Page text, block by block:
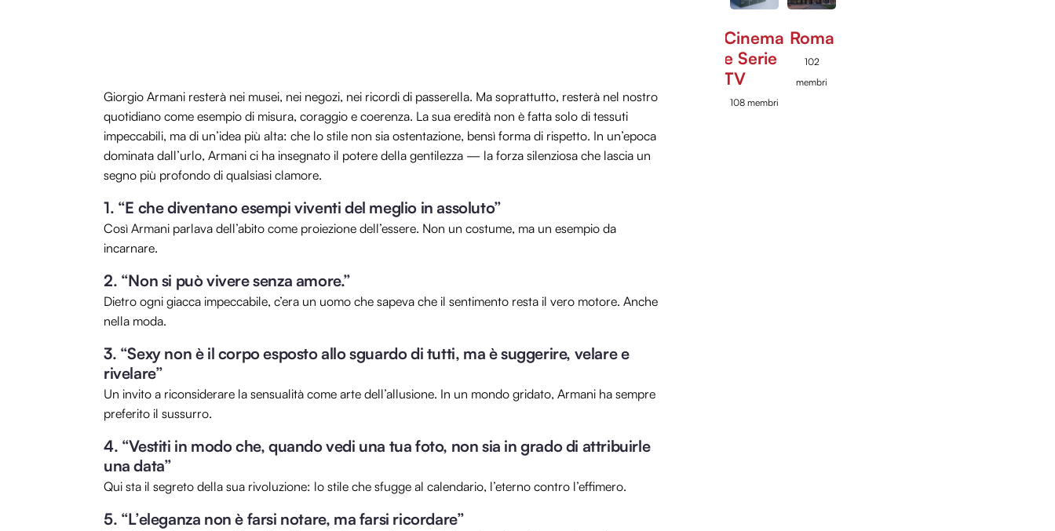
Giorgio Armani resterà nei musei, nei negozi, nei ricordi di passerella. Ma soprattutto, resterà nel nostro
quotidiano come esempio di misura, coraggio e coerenza. La sua eredità non è fatta solo di tessuti
impeccabili, ma di un’idea più alta: che lo stile non sia ostentazione, bensì forma di rispetto. In un’epoca
dominata dall’urlo, Armani ci ha insegnato il potere della gentilezza — la forza silenziosa che lascia un
segno più profondo di qualsiasi clamore.
1. “E che diventano esempi viventi del meglio in assoluto”
Così Armani parlava dell’abito come proiezione dell’essere. Non un costume, ma un esempio da
incarnare.
2. “Non si può vivere senza amore.”
Dietro ogni giacca impeccabile, c’era un uomo che sapeva che il sentimento resta il vero motore. Anche
nella moda.
3. “Sexy non è il corpo esposto allo sguardo di tutti, ma è suggerire, velare e
rivelare”
Un invito a riconsiderare la sensualità come arte dell’allusione. In un mondo gridato, Armani ha sempre
preferito il sussurro.
4. “Vestiti in modo che, quando vedi una tua foto, non sia in grado di attribuirle
una data”
Qui sta il segreto della sua rivoluzione: lo stile che sfugge al calendario, l’eterno contro l’effimero.
5. “L’eleganza non è farsi notare, ma farsi ricordare”
Cinema
e Serie
TV
108 membri
Roma
102
membri